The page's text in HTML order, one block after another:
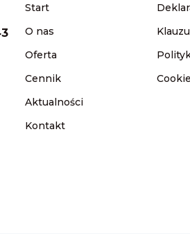
Start
O nas
Oferta
Cennik
Aktualności
Kontakt